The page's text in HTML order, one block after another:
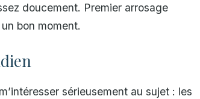
doucement. Premier arrosage
bon moment.
sérieusement au sujet : les